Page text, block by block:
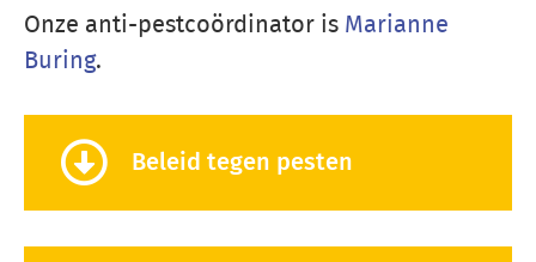
Onze anti-pestcoördinator is Marianne
Buring.
Beleid tegen pesten